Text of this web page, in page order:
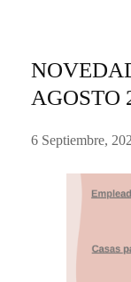
AGOSTO
6 Septiembre,